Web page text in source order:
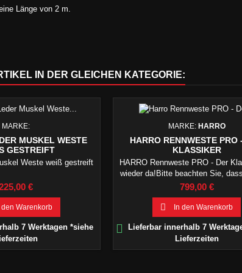
Länge von 2 m.
IN DER GLEICHEN KATEGORIE:
MARKE:
MUSKEL WESTE
GESTREIFT
Weste weiß gestreift
€
den Warenkorb
7 Werktagen *siehe
MARKE: HARRO
HARRO RENNWESTE PRO
KLASSIKER
HARRO Rennweste PRO - Der
wieder da!Bitte beachten Sie,
klassische
daher die angegebenen
wie auch in früheren Zeiten,
ausfallen.
Preis
799,00 €
 In den Warenkorb

Lieferbar innerhalb 7
Lieferzeiten